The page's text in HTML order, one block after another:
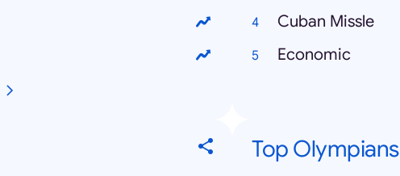
Cuban Missle
Economic
Top Olympians